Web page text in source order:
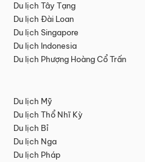
Du lịch Tây Tạng
Du lịch Đài Loan
Du lịch Singapore
Du lịch Indonesia
Du lịch Phượng Hoàng Cổ Trấn
Du lịch Mỹ
Du lịch Thổ Nhĩ Kỳ
Du lịch Bỉ
Du lịch Nga
Du lịch Pháp